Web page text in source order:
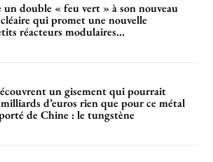
un double « feu vert » à son nouveau
qui promet une nouvelle
réacteurs modulaires...
un gisement qui pourrait
d’euros rien que pour ce métal
de Chine : le tungstène